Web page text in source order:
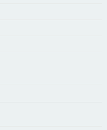
Veranstalters